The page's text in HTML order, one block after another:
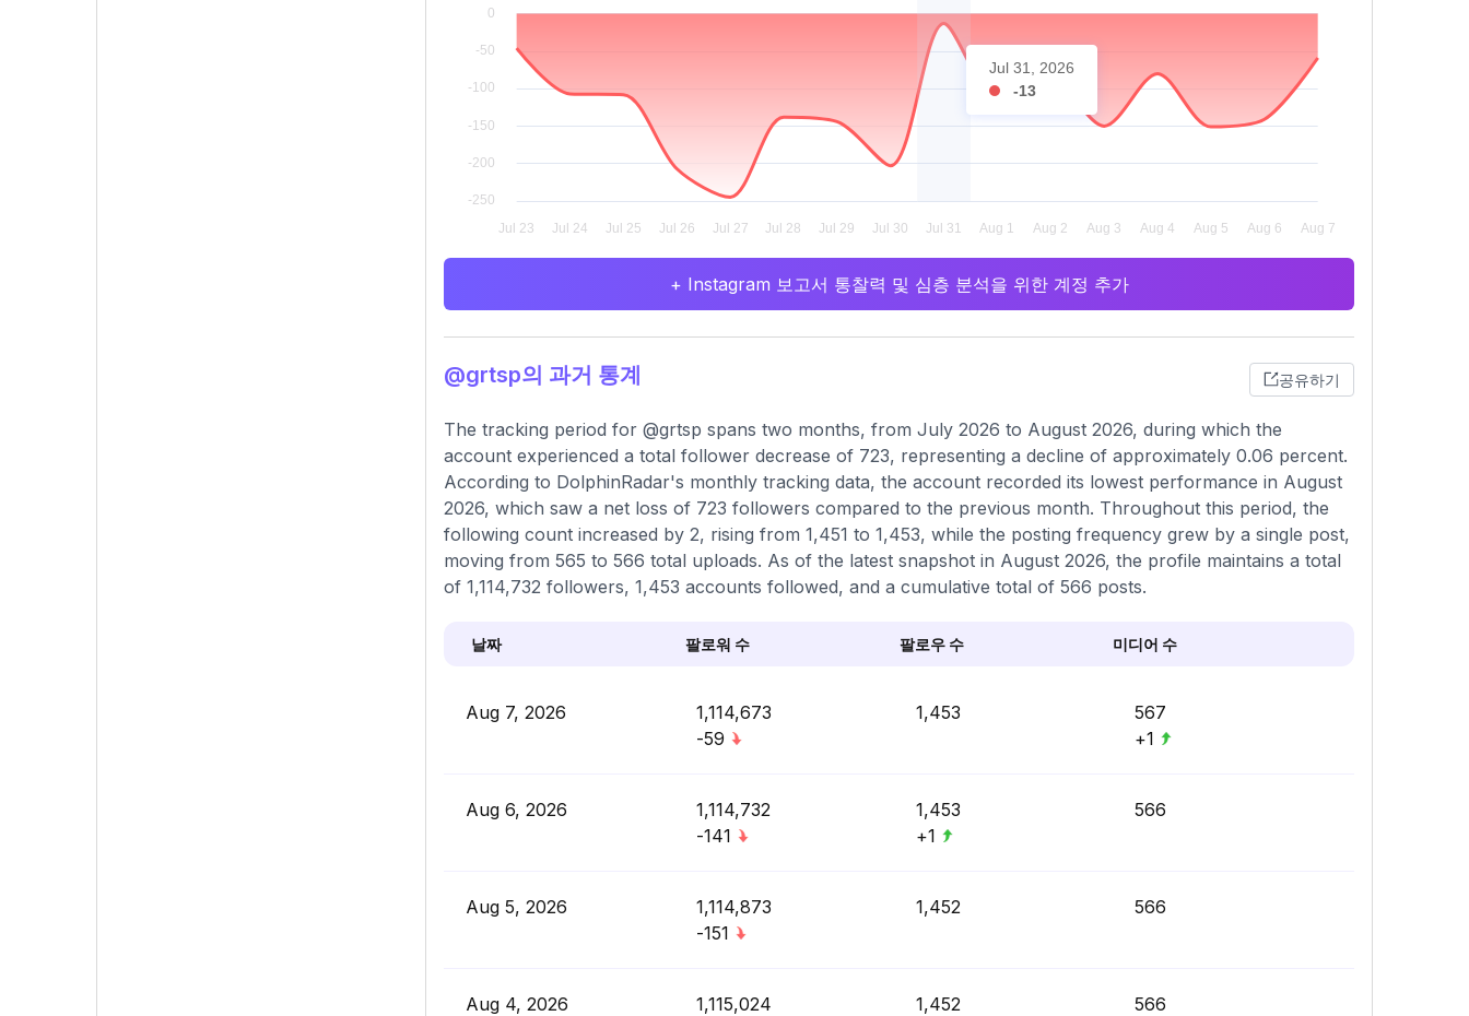
Jul 31, 2026
-13
+ Instagram 보고서 통찰력 및 심층 분석을 위한 계정 추가
@grtsp의 과거 통계 공유하기
The tracking period for @grtsp spans two months, from July 2026 to August 2026, during which the
account experienced a total follower decrease of 723, representing a decline of approximately 0.06 percent.
According to DolphinRadar's monthly tracking data, the account recorded its lowest performance in August
2026, which saw a net loss of 723 followers compared to the previous month. Throughout this period, the
following count increased by 2, rising from 1,451 to 1,453, while the posting frequency grew by a single post,
moving from 565 to 566 total uploads. As of the latest snapshot in August 2026, the profile maintains a total
of 1,114,732 followers, 1,453 accounts followed, and a cumulative total of 566 posts.
날짜 팔로워 수 팔로우 수 미디어 수
Aug 7, 2026
1,114,673
-59
1,453
567
+1
Aug 6, 2026
1,114,732
-141
1,453
+1
566
Aug 5, 2026
1,114,873
-151
1,452 566
Aug 4, 2026
1,115,024
1,452 566